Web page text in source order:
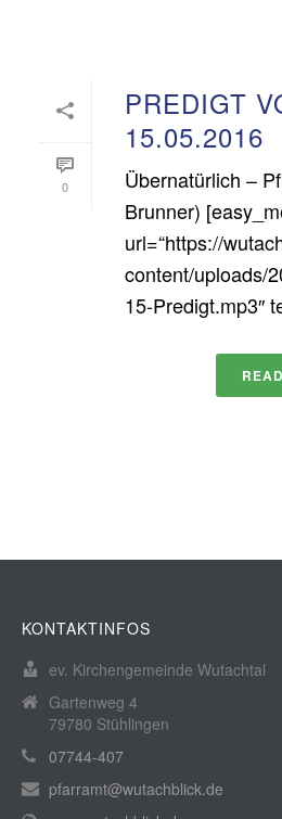
0
PREDIGT
15.05.2016
Übernatürlich –
Brunner)
url=“https://
content/uploads/
15-Predigt.mp3″
KONTAKTINFOS
ev. Kirchengemeinde Wutachtal
Gartenweg 4
79780 Stühlingen
07744-407
pfarramt@wutachblick.de